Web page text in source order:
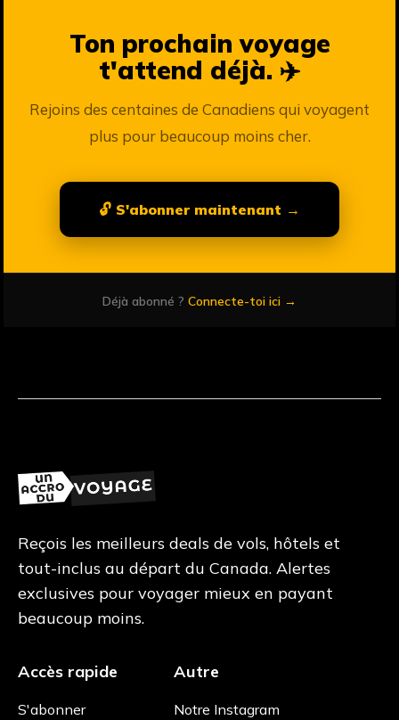
Ton prochain voyage
t'attend déjà. ✈️
Rejoins des centaines de Canadiens qui voyagent
plus pour beaucoup moins cher.
🔓 S'abonner maintenant →
Déjà abonné ? Connecte-toi ici →
Reçois les meilleurs deals de vols, hôtels et
tout-inclus au départ du Canada. Alertes
exclusives pour voyager mieux en payant
beaucoup moins.
Accès rapide
S'abonner
Autre
Notre Instagram